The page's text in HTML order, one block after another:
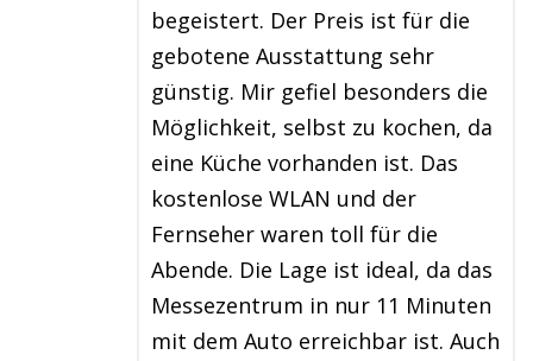
begeistert. Der Preis ist für die
gebotene Ausstattung sehr
günstig. Mir gefiel besonders die
Möglichkeit, selbst zu kochen, da
eine Küche vorhanden ist. Das
kostenlose WLAN und der
Fernseher waren toll für die
Abende. Die Lage ist ideal, da das
Messezentrum in nur 11 Minuten
mit dem Auto erreichbar ist. Auch